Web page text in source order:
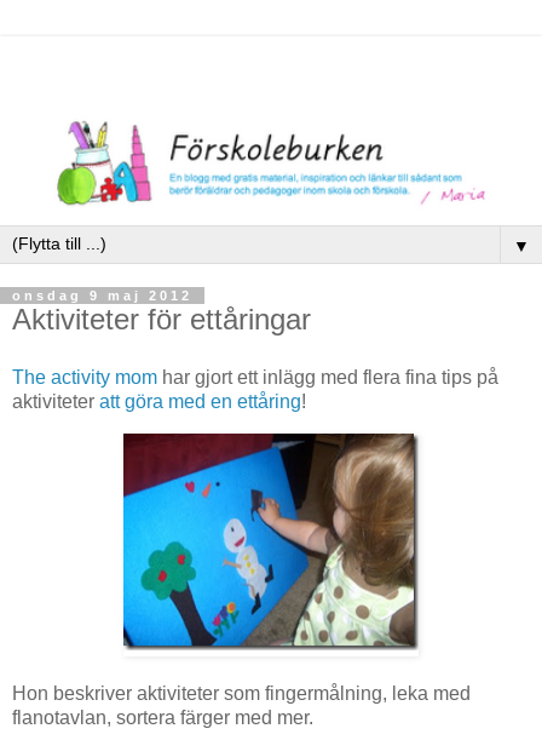
▼
onsdag 9 maj 2012
Aktiviteter för ettåringar
The activity mom har gjort ett inlägg med flera fina tips på
aktiviteter att göra med en ettåring!
Hon beskriver aktiviteter som fingermålning, leka med
flanotavlan, sortera färger med mer.